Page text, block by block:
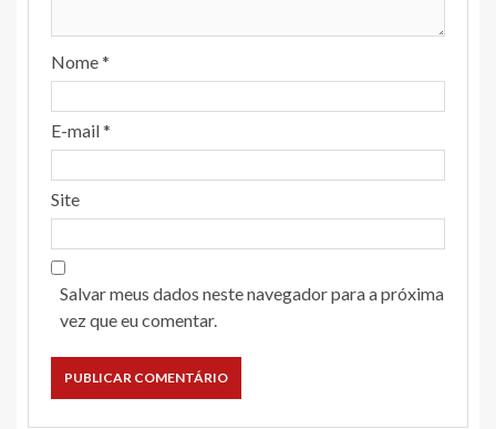
Nome*
E-mail*
Site
Salvar meus dados neste navegador para a próxima
vez que eu comentar.